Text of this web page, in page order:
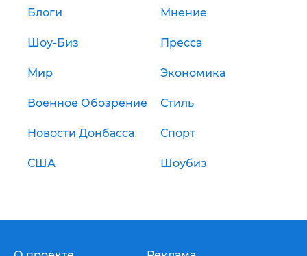
Блоги Мнение
Шоу-Биз Пресса
Мир Экономика
Военное Обозрение Стиль
Новости Донбасса Спорт
США Шоубиз